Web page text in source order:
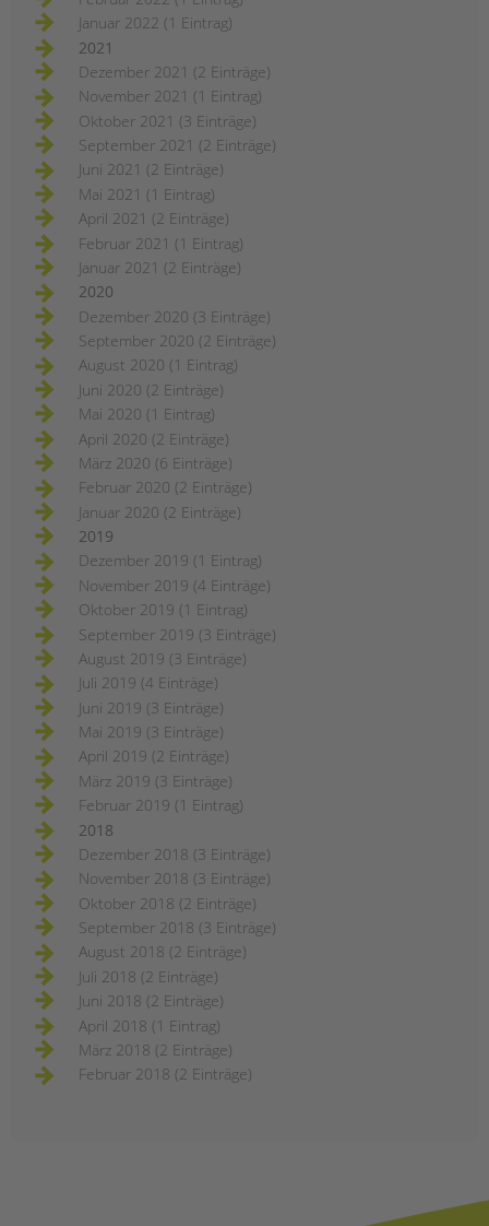
Januar 2022 (1 Eintrag)
2021
Dezember 2021 (2 Einträge)
November 2021 (1 Eintrag)
Oktober 2021 (3 Einträge)
September 2021 (2 Einträge)
Juni 2021 (2 Einträge)
Mai 2021 (1 Eintrag)
April 2021 (2 Einträge)
Februar 2021 (1 Eintrag)
Januar 2021 (2 Einträge)
2020
Dezember 2020 (3 Einträge)
September 2020 (2 Einträge)
August 2020 (1 Eintrag)
Juni 2020 (2 Einträge)
Mai 2020 (1 Eintrag)
April 2020 (2 Einträge)
März 2020 (6 Einträge)
Februar 2020 (2 Einträge)
Januar 2020 (2 Einträge)
2019
Dezember 2019 (1 Eintrag)
November 2019 (4 Einträge)
Oktober 2019 (1 Eintrag)
September 2019 (3 Einträge)
August 2019 (3 Einträge)
Juli 2019 (4 Einträge)
Juni 2019 (3 Einträge)
Mai 2019 (3 Einträge)
April 2019 (2 Einträge)
März 2019 (3 Einträge)
Februar 2019 (1 Eintrag)
2018
Dezember 2018 (3 Einträge)
November 2018 (3 Einträge)
Oktober 2018 (2 Einträge)
September 2018 (3 Einträge)
August 2018 (2 Einträge)
Juli 2018 (2 Einträge)
Juni 2018 (2 Einträge)
April 2018 (1 Eintrag)
März 2018 (2 Einträge)
Februar 2018 (2 Einträge)